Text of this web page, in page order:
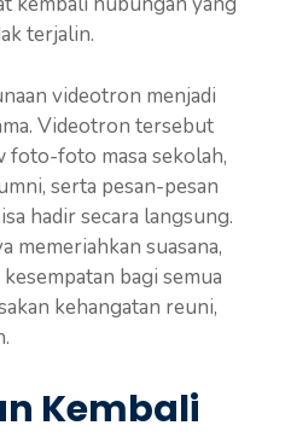
terjalin.
videotron menjadi
Videotron tersebut
foto-foto masa sekolah,
serta pesan-pesan
hadir secara langsung.
memeriahkan suasana,
bagi semua
kehangatan reuni,
Kembali